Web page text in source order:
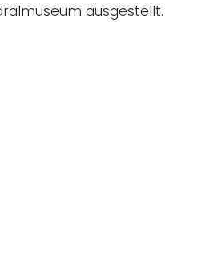
ausgestellt.